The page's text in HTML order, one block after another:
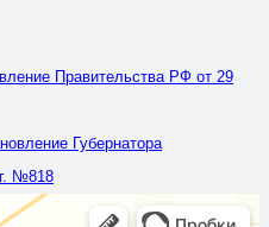
Правительства РФ от 29
Губернатора
№818